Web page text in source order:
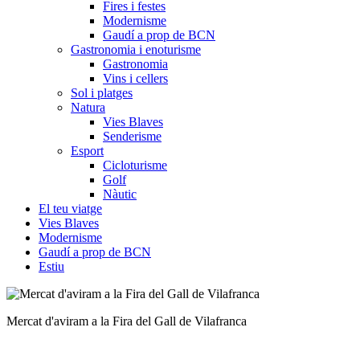
Fires i festes
Modernisme
Gaudí a prop de BCN
Gastronomia i enoturisme
Gastronomia
Vins i cellers
Sol i platges
Natura
Vies Blaves
Senderisme
Esport
Cicloturisme
Golf
Nàutic
El teu viatge
Vies Blaves
Modernisme
Gaudí a prop de BCN
Estiu